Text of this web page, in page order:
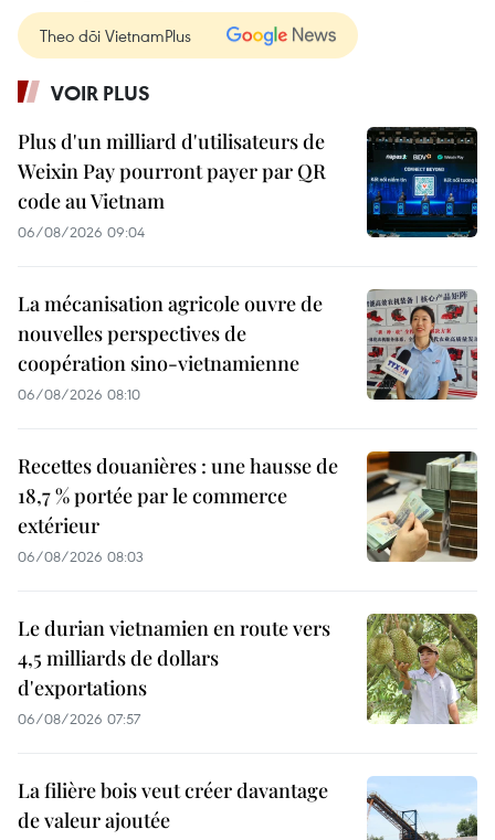
Theo dõi VietnamPlus
VOIR PLUS
Plus d'un milliard d'utilisateurs de
Weixin Pay pourront payer par QR
code au Vietnam
06/08/2026 09:04
La mécanisation agricole ouvre de
nouvelles perspectives de
coopération sino-vietnamienne
06/08/2026 08:10
Recettes douanières : une hausse de
18,7 % portée par le commerce
extérieur
06/08/2026 08:03
Le durian vietnamien en route vers
4,5 milliards de dollars
d'exportations
06/08/2026 07:57
La filière bois veut créer davantage
de valeur ajoutée